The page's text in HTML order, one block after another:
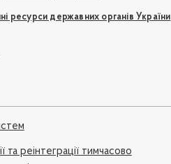
ресурси державних органів України
реінтеграції тимчасово